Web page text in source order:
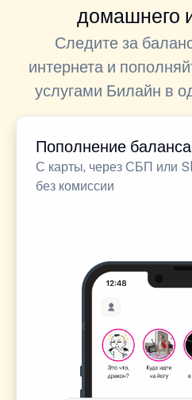
домашнего
Следите за
интернета и
услугами Билайн в
Пополнение баланса
С карты, через СБП или
без комиссии